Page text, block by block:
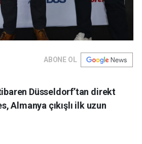
ABONE OL
Düsseldorf’tan direkt
Almanya çıkışlı ilk uzun